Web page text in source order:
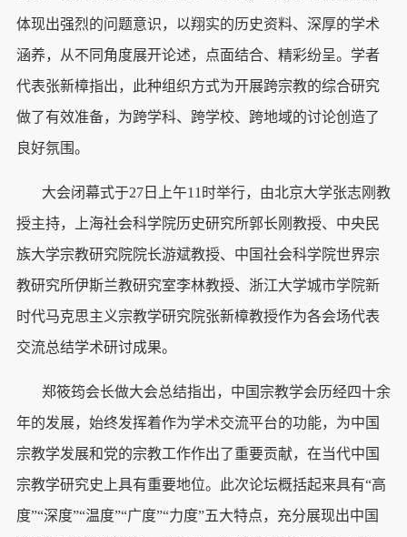
体现出强烈的问题意识，以翔实的历史资料、深厚的学术
涵养，从不同角度展开论述，点面结合、精彩纷呈。学者
代表张新樟指出，此种组织方式为开展跨宗教的综合研究
做了有效准备，为跨学科、跨学校、跨地域的讨论创造了
良好氛围。
大会闭幕式于27日上午11时举行，由北京大学张志刚教
授主持，上海社会科学院历史研究所郭长刚教授、中央民
族大学宗教研究院院长游斌教授、中国社会科学院世界宗
教研究所伊斯兰教研究室李林教授、浙江大学城市学院新
时代马克思主义宗教学研究院张新樟教授作为各会场代表
交流总结学术研讨成果。
郑筱筠会长做大会总结指出，中国宗教学会历经四十余
年的发展，始终发挥着作为学术交流平台的功能，为中国
宗教学发展和党的宗教工作作出了重要贡献，在当代中国
宗教学研究史上具有重要地位。此次论坛概括起来具有“高
度”“深度”“温度”“广度”“力度”五大特点，充分展现出中国